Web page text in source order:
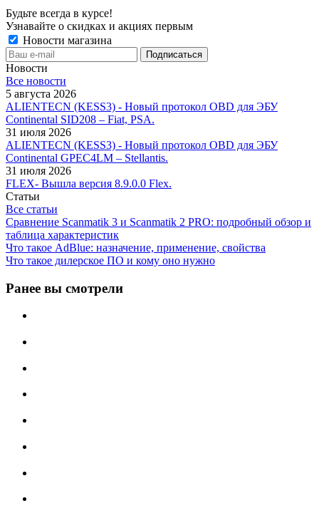
Будьте всегда в курсе!
Узнавайте о скидках и акциях первым
Новости магазина
Новости
Все новости
5 августа 2026
ALIENTECN (KESS3) - Новый протокол OBD для ЭБУ
Continental SID208 – Fiat, PSA.
31 июля 2026
ALIENTECN (KESS3) - Новый протокол OBD для ЭБУ
Continental GPEC4LM – Stellantis.
31 июля 2026
FLEX- Вышла версия 8.9.0.0 Flex.
Статьи
Все статьи
Сравнение Scanmatik 3 и Scanmatik 2 PRO: подробный обзор и
таблица характеристик
Что такое AdBlue: назначение, применение, свойства
Что такое дилерское ПО и кому оно нужно
Ранее вы смотрели